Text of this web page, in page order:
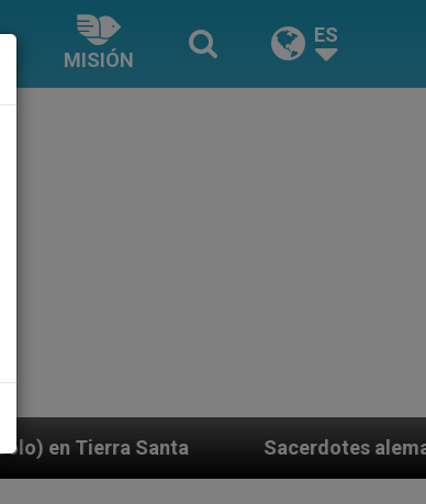
MISIÓN
ES
Sacerdotes alemanes fieles al Papa